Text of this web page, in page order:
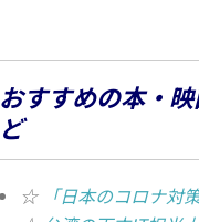
おすすめの本・
ど
☆ 「日本のコロナ